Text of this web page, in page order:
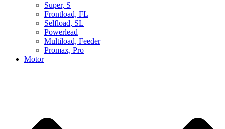
Super, S
Frontload, FL
Selfload, SL
Powerlead
Multiload, Feeder
Promax, Pro
Motor